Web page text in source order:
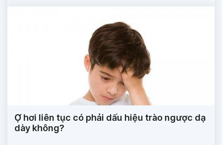
Ợ hơi liên tục có phải dấu hiệu trào ngược dạ
dày không?